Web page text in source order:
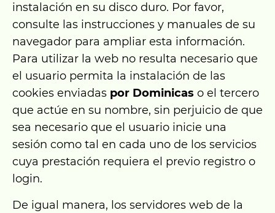
instalación en su disco duro. Por favor,
consulte las instrucciones y manuales de su
navegador para ampliar esta información.
Para utilizar la web no resulta necesario que
el usuario permita la instalación de las
cookies enviadas por Dominicas o el tercero
que actúe en su nombre, sin perjuicio de que
sea necesario que el usuario inicie una
sesión como tal en cada uno de los servicios
cuya prestación requiera el previo registro o
login.
De igual manera, los servidores web de la